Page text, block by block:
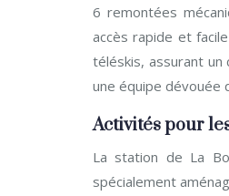
6 remontées
accès rapide et
téléskis, assurant
une équipe dévouée
Activités pour
La station de La
spécialement